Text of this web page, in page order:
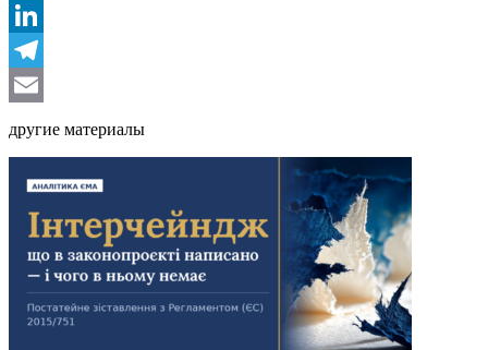
Facebook
LinkedIn
Telegram
другие материалы